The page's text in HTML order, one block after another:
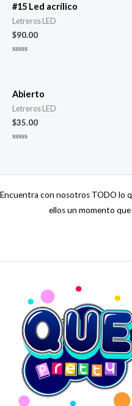
#15 Led acrílico
Letreros LED
$90.00
5
Abierto
Letreros LED
$35.00
5
Encuentra con nosotros TODO lo
ellos un momento